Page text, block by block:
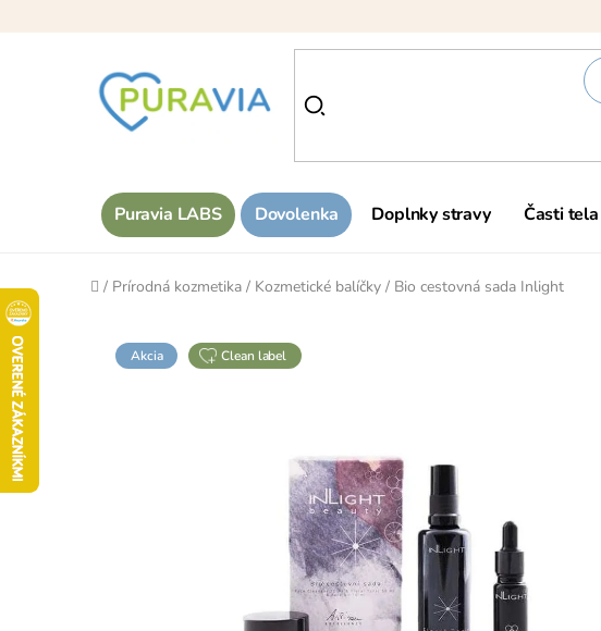
Puravia LABS Dovolenka Doplnky stravy Časti tela
Domov
/ Prírodná kozmetika / Kozmetické balíčky / Bio cestovná sada Inlight
Akcia clean label